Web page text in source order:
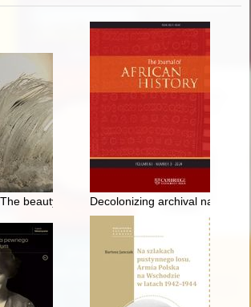
beauty of saltDecolonizing archival